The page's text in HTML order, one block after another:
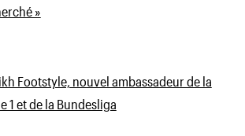
»
Footstyle, nouvel ambassadeur de la
1 et de la Bundesliga